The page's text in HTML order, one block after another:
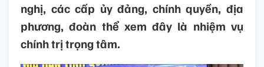
nghị, các cấp ủy đảng, chính quyền, địa
phương, đoàn thể xem đây là nhiệm vụ
chính trị trọng tâm.